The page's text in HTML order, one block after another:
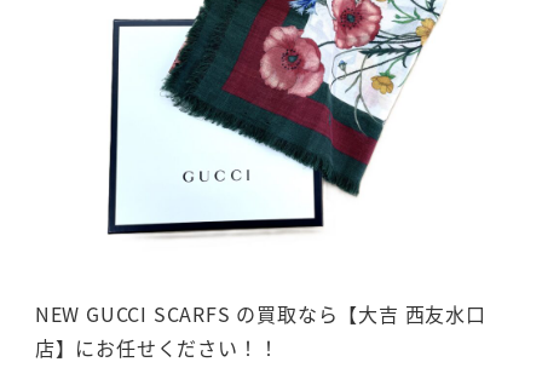
NEW GUCCI SCARFS の買取なら【大吉 西友水口
店】にお任せください！！